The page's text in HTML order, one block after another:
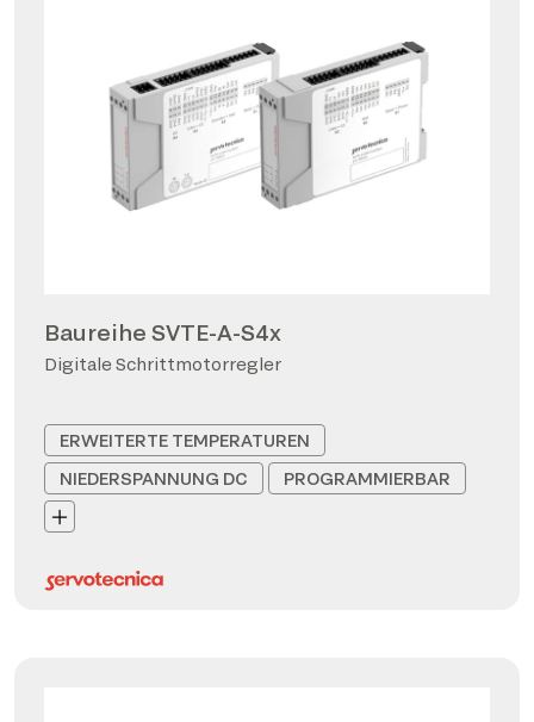
Baureihe SVTE-A-S4x
Digitale Schrittmotorregler
ERWEITERTE TEMPERATUREN
NIEDERSPANNUNG DC
PROGRAMMIERBAR